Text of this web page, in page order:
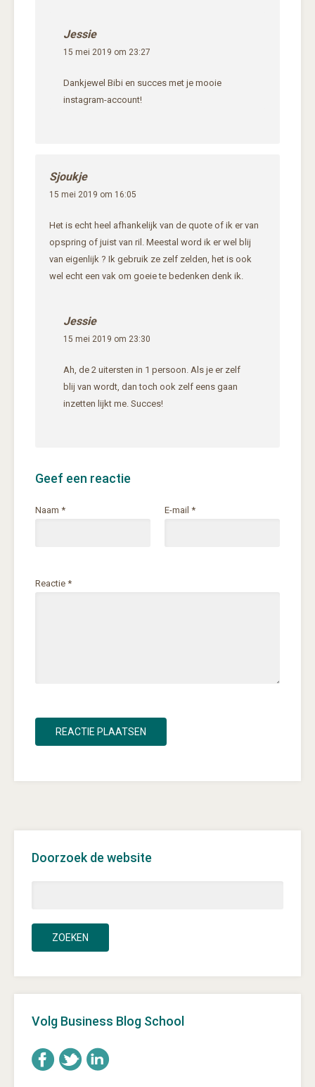
Jessie
15 mei 2019 om 23:27
Dankjewel Bibi en succes met je mooie
instagram-account!
Sjoukje
15 mei 2019 om 16:05
Het is echt heel afhankelijk van de quote of ik er van
opspring of juist van ril. Meestal word ik er wel blij
van eigenlijk ? Ik gebruik ze zelf zelden, het is ook
wel echt een vak om goeie te bedenken denk ik.
Jessie
15 mei 2019 om 23:30
Ah, de 2 uitersten in 1 persoon. Als je er zelf
blij van wordt, dan toch ook zelf eens gaan
inzetten lijkt me. Succes!
Geef een reactie
Naam * E-mail *
Reactie *
Doorzoek de website
Volg Business Blog School